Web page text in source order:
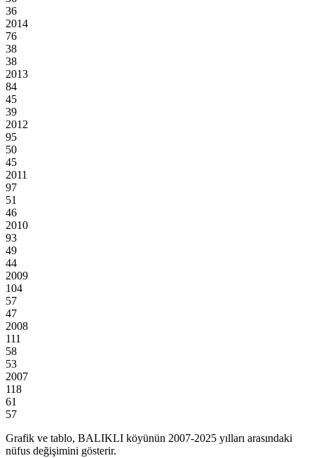
36
2014
76
38
38
2013
84
45
39
2012
95
50
45
2011
97
51
46
2010
93
49
44
2009
104
57
47
2008
111
58
53
2007
118
61
57
Grafik ve tablo, BALIKLI köyünün 2007-2025 yılları arasındaki
nüfus değişimini gösterir.